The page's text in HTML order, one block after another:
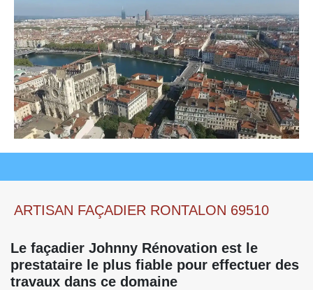
ARTISAN FAÇADIER RONTALON 69510
Le façadier Johnny Rénovation est le
prestataire le plus fiable pour effectuer des
travaux dans ce domaine